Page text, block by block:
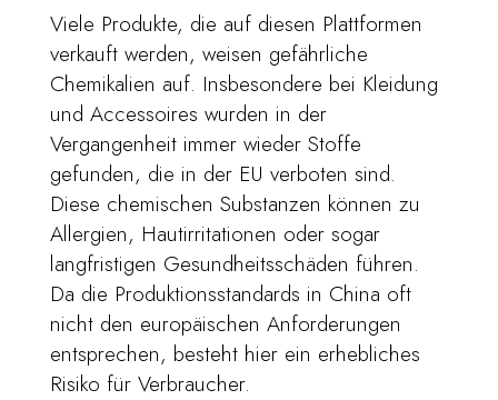
Viele Produkte, die auf diesen Plattformen
verkauft werden, weisen gefährliche
Chemikalien auf. Insbesondere bei Kleidung
und Accessoires wurden in der
Vergangenheit immer wieder Stoffe
gefunden, die in der EU verboten sind.
Diese chemischen Substanzen können zu
Allergien, Hautirritationen oder sogar
langfristigen Gesundheitsschäden führen.
Da die Produktionsstandards in China oft
nicht den europäischen Anforderungen
entsprechen, besteht hier ein erhebliches
Risiko für Verbraucher.